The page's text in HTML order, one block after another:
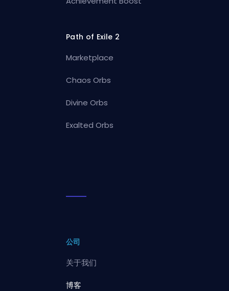
Path of Exile 2
Marketplace
Chaos Orbs
Divine Orbs
Exalted Orbs
公司
关于我们
博客